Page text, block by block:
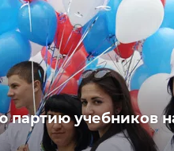
партию учебников